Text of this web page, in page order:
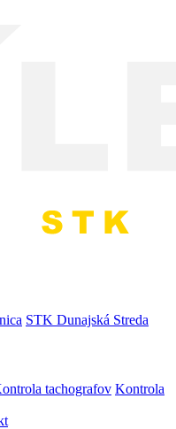
STK Dunajská Streda
tachografov Kontrola